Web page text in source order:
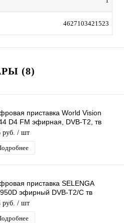
4627103421523
(8)
приставка World Vision
D4 FM эфирная, DVB-T2, тв
тюнер, ресивер, приемник
руб. / шт
приставка SELENGA
эфирный DVB-T2/C тв
тюнер бесплатного IPTV,
руб. / шт